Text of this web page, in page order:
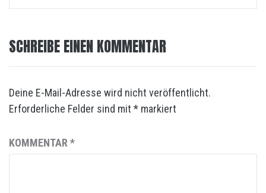
SCHREIBE EINEN KOMMENTAR
Deine E-Mail-Adresse wird nicht veröffentlicht.
Erforderliche Felder sind mit * markiert
KOMMENTAR *